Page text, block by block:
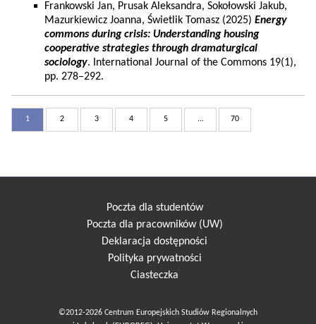
Frankowski Jan, Prusak Aleksandra, Sokołowski Jakub,
Mazurkiewicz Joanna, Świetlik Tomasz (2025) Energy
commons during crisis: Understanding housing
cooperative strategies through dramaturgical
sociology. International Journal of the Commons 19(1),
pp. 278–292.
1 2 3 4 5 ... 70
Poczta dla studentów
Poczta dla pracowników (UW)
Deklaracja dostępności
Polityka prywatności
Ciasteczka
©2012-2026 Centrum Europejskich Studiów Regionalnych